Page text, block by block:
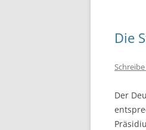
Die
Der